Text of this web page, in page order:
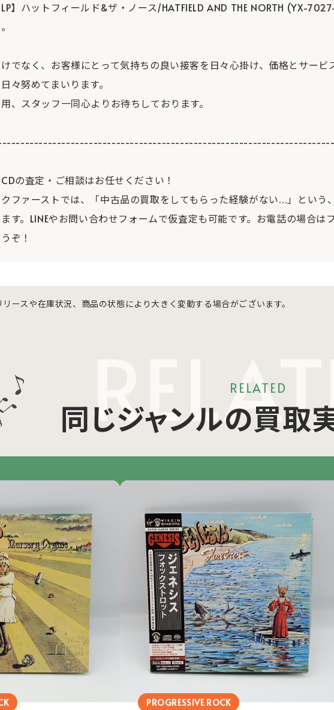
】ハットフィールド&ザ・ノース/HATFIELD AND THE NORTH (YX-
でなく、お客様にとって気持ちの良い接客を日々心掛け、価格とサービ
々努めてまいります。
、スタッフ一同心よりお待ちしております。
の査定・ご相談はお任せください！
ファーストでは、「中古品の買取をしてもらった経験がない…」という
す。LINEやお問い合わせフォームで仮査定も可能です。お電話の場合
ぞ！
ースや在庫状況、商品の状態により大きく変動する場合がございます。
RELATED
同じジャンルの買取
PROGRESSIVE ROCK